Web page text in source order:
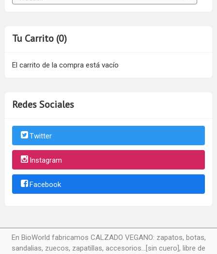
Tu Carrito (0)
El carrito de la compra está vacío
Redes Sociales
Twitter
Instagram
Facebook
En BioWorld fabricamos CALZADO VEGANO: zapatos, botas,
sandalias, zuecos, zapatillas, accesorios...[sin cuero], libre de